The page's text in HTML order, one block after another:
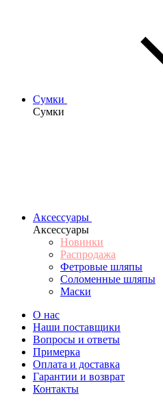
Сумки
Сумки
Аксессуары
Аксессуары
Новинки
Распродажа
Фетровые шляпы
Соломенные шляпы
Маски
О нас
Наши поставщики
Вопросы и ответы
Примерка
Оплата и доставка
Гарантии и возврат
Контакты